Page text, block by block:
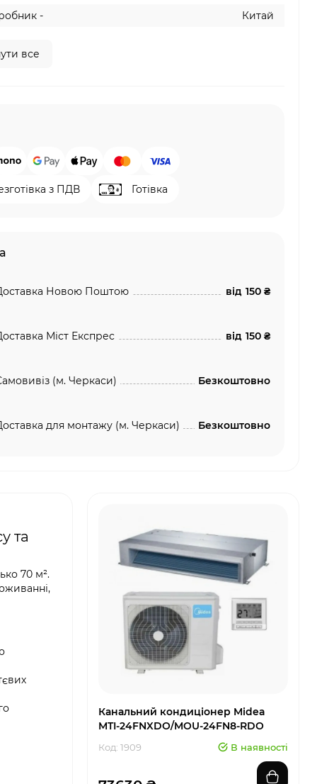
-
Китай
все
з ПДВ Готівка
Новою Поштою від 150 ₴
Міст Експрес від 150 ₴
(м. Черкаси) Безкоштовно
для монтажу (м. Черкаси) Безкоштовно
та
70 м².
Канальний кондиціонер Midea
MTI-24FNXDO/MOU-24FN8-RDO
Код: 1909 В наявності